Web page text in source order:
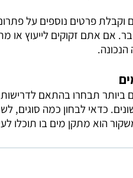
פרטים נוספים על
אם אתם זקוקים לייעוץ או
תבחרו בהתאם לדרישות
כדאי לבחון כמה
הוא מתקן מים בו תוכלו